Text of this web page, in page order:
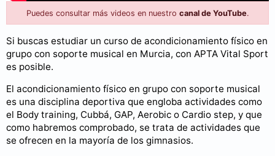
Puedes consultar más videos en nuestro canal de YouTube.
Si buscas estudiar un curso de acondicionamiento físico en
grupo con soporte musical en Murcia, con APTA Vital Sport
es posible.
El acondicionamiento físico en grupo con soporte musical
es una disciplina deportiva que engloba actividades como
el Body training, Cubbá, GAP, Aerobic o Cardio step, y que
como habremos comprobado, se trata de actividades que
se ofrecen en la mayoría de los gimnasios.